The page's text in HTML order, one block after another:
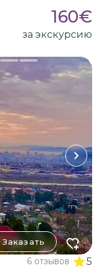
160€
за экскурсию
Заказать
6 отзывов 5